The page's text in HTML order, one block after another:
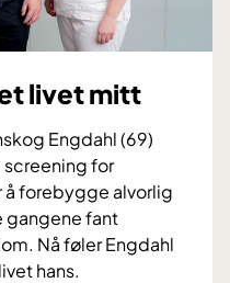
livet mitt
Engdahl (69)
for
forebygge alvorlig
gangene fant
Nå føler Engdahl
hans.